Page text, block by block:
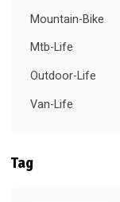
Mountain-Bike
Mtb-Life
Outdoor-Life
Van-Life
Tag